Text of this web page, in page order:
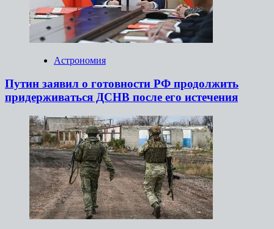
Астрономия
Путин заявил о готовности РФ продолжить
придерживаться ДСНВ после его истечения